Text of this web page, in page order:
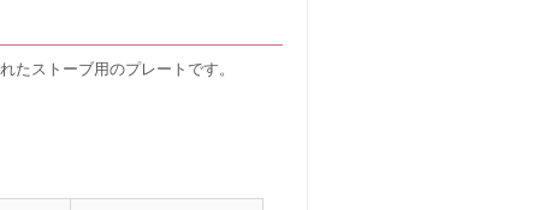
たストーブ用のプレートです。